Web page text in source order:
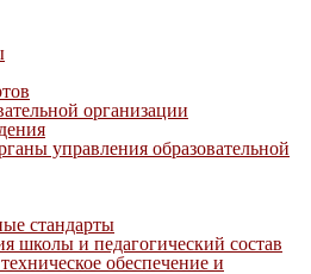
организации
управления образовательной
стандарты
школы и педагогический состав
обеспечение и